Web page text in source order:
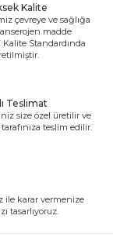
Kalite
çevreye ve sağlığa
madde
Kalite Standardında
Teslimat
size özel üretilir ve
teslim edilir.
ile karar vermenize
tasarlıyoruz.